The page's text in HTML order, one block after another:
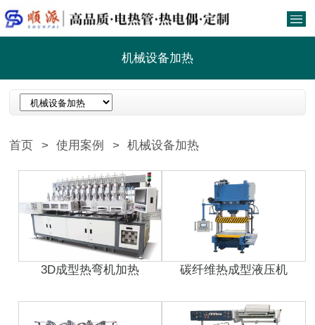
机械设备加热
首页 > 使用案例 > 机械设备加热
碳纤维热成型液压机
3D成型热弯机加热